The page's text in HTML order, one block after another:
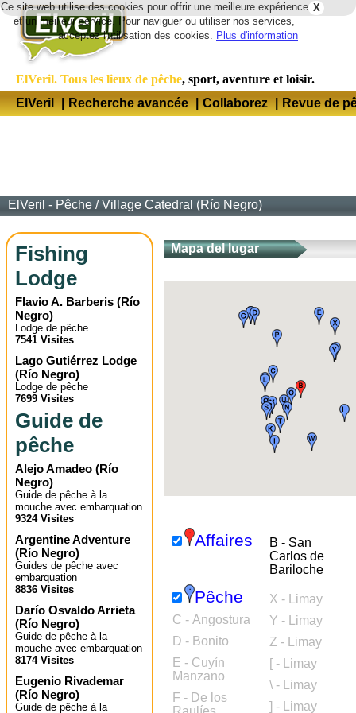
X
Ce site web utilise des cookies pour offrir une meilleure expérience
et un meilleur service. Pour naviguer ou utiliser nos services,
acceptez l'utilisation des cookies. Plus d'information
ElVeril. Tous les lieux de pêche, sport, aventure et loisir.
ElVeril
| Recherche avancée | Collaborez | Revue de
ElVeril - Pêche /Village Catedral (Río Negro)
Fishing
Lodge
Flavio A. Barberis (Río
Negro)
Lodge de pêche
7541 Visites
Lago Gutiérrez Lodge
(Río Negro)
Lodge de pêche
7699 Visites
Guide de
pêche
Alejo Amadeo (Río
Negro)
Guide de pêche à la
mouche avec embarquation
9324 Visites
Argentine Adventure
(Río Negro)
Guides de pêche avec
embarquation
8836 Visites
Darío Osvaldo Arrieta
(Río Negro)
Guide de pêche à la
mouche avec embarquation
8174 Visites
Eugenio Rivademar
(Río Negro)
Guide de pêche à la
Mapa del lugar
Affaires
B - San
Carlos de
Bariloche
Pêche
C - Angostura
D - Bonito
E - Cuyín
Manzano
F - De los
X - Limay
Y - Limay
Z - Limay
[ - Limay
\ - Limay
] - Limay